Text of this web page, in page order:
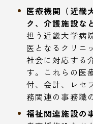
医療機関（近畿
ク、介護施設な
担う近畿大学病
医となるクリニ
社会に対応する
す。これらの医
付、会計、レセ
務関連の事務職
福祉関連施設の